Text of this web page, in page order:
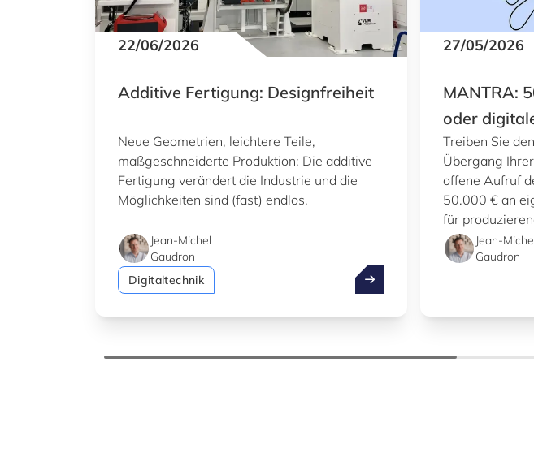
22/06/2026
Additive Fertigung: Designfreiheit
Neue Geometrien, leichtere Teile,
maßgeschneiderte Produktion: Die additive
Fertigung verändert die Industrie und die
Möglichkeiten sind (fast) endlos.
Jean-Michel
Gaudron
Digitaltechnik
Additive Fertigung:
27/05/2026
MANTRA:
oder
Treiben Sie
Übergang
offene Aufruf
50.000 € an
für
Jean-
Gaudron